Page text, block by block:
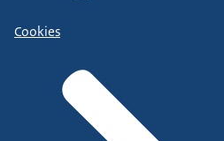
Cookies